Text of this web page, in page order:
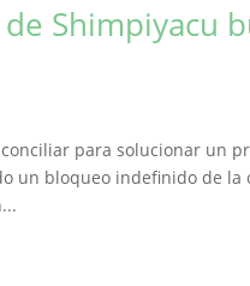
Shimpiyacu
para solucionar un
un bloqueo indefinido de la